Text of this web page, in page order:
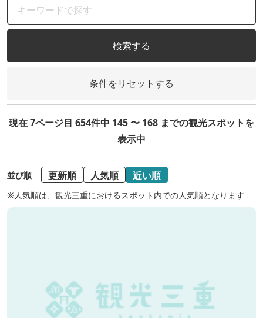
検索する
条件をリセットする
現在 7ページ目 654件中 145 〜 168 までの観光スポットを
表示中
並び順 更新順 人気順 近い順
※人気順は、観光三重におけるスポット内での人気順となります